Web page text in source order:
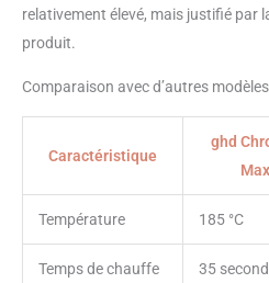
relativement élevé, mais justifié par
produit.
Comparaison avec d’autres modèles
Caractéristique
ghd
Max
Température 185 °C
Temps de chauffe 35